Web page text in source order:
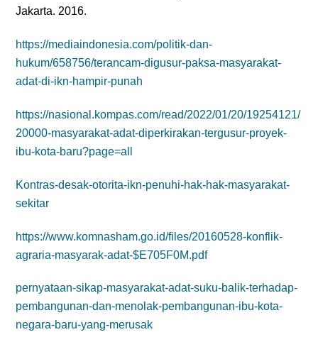
Jakarta. 2016.
https://mediaindonesia.com/politik-dan-
hukum/658756/terancam-digusur-paksa-masyarakat-
adat-di-ikn-hampir-punah
https://nasional.kompas.com/read/2022/01/20/19254121/
20000-masyarakat-adat-diperkirakan-tergusur-proyek-
ibu-kota-baru?page=all
Kontras-desak-otorita-ikn-penuhi-hak-hak-masyarakat-
sekitar
https://www.komnasham.go.id/files/20160528-konflik-
agraria-masyarak-adat-$E705F0M.pdf
pernyataan-sikap-masyarakat-adat-suku-balik-terhadap-
pembangunan-dan-menolak-pembangunan-ibu-kota-
negara-baru-yang-merusak